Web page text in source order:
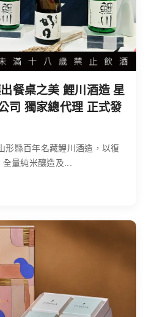
餐桌之美 鯉川酒造 星
司 獨家總代理 正式發
形縣百年名藏鯉川酒造，以復
量純米釀造及...